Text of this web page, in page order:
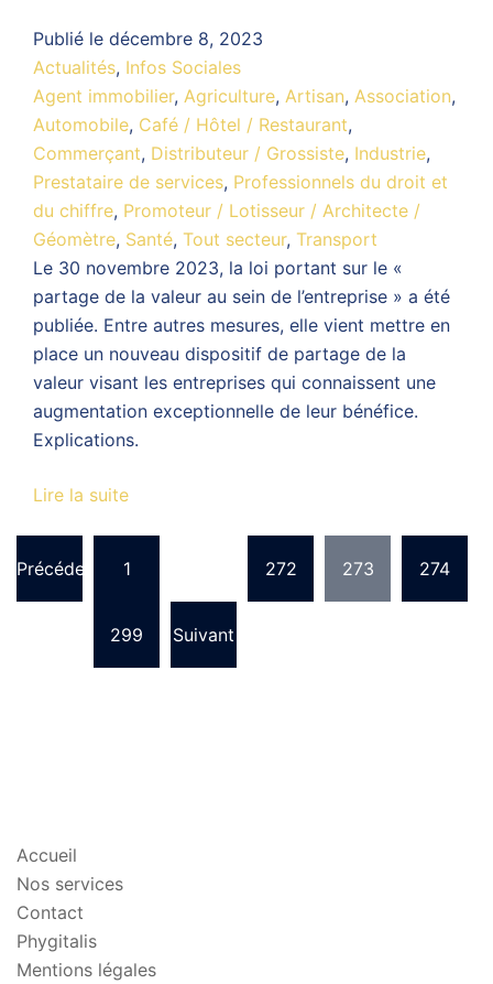
Publié le décembre 8, 2023
Actualités, Infos Sociales
Agent immobilier, Agriculture, Artisan, Association,
Automobile, Café / Hôtel / Restaurant,
Commerçant, Distributeur / Grossiste, Industrie,
Prestataire de services, Professionnels du droit et
du chiffre, Promoteur / Lotisseur / Architecte /
Géomètre, Santé, Tout secteur, Transport
Le 30 novembre 2023, la loi portant sur le «
partage de la valeur au sein de l’entreprise » a été
publiée. Entre autres mesures, elle vient mettre en
place un nouveau dispositif de partage de la
valeur visant les entreprises qui connaissent une
augmentation exceptionnelle de leur bénéfice.
Explications.
Lire la suite
des
publications
Précédent 1 272 273 274
299 Suivant
Accueil
Nos services
Contact
Phygitalis
Mentions légales